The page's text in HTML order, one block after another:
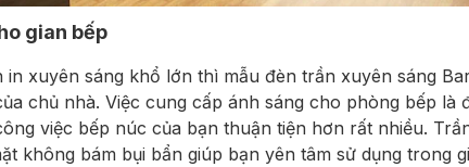
gian bếp
xuyên sáng khổ lớn thì mẫu đèn trần xuyên sáng
chủ nhà. Việc cung cấp ánh sáng cho phòng bếp là
việc bếp núc của bạn thuận tiện hơn rất nhiều.
không bám bụi bẩn giúp bạn yên tâm sử dụng trong